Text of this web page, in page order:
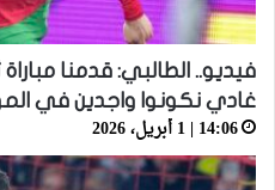
فيديو.. الطالبي: قدمنا مباراة
غادي نكونوا واجدين في
14:06 | 1 أبريل، 2026